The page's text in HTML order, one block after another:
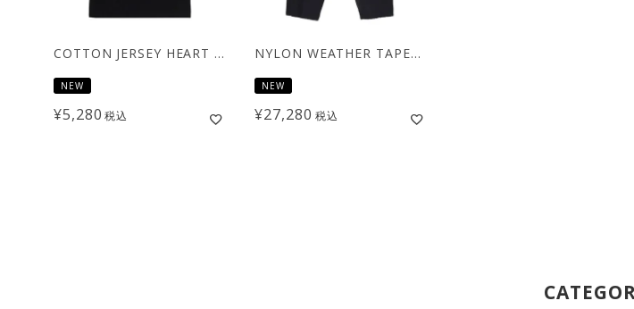
COTTON JERSEY HEART GRAPHIC T-SHIRT / ブラック [GL-T70-070]
NEW
¥5,280 税込
NYLON WEATHER TAPERED CARGO PANTS / ブラック [GL-P23-602]
NEW
¥27,280 税込